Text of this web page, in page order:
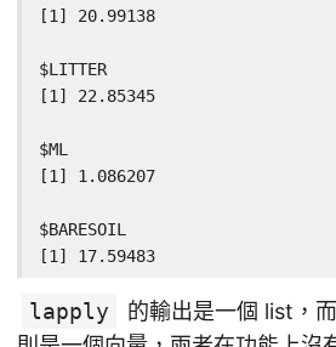
[1] 20.99138
$LITTER
[1] 22.85345
$ML
[1] 1.086207
$BARESOIL
[1] 17.59483
lapply 的輸出是一個 list，而